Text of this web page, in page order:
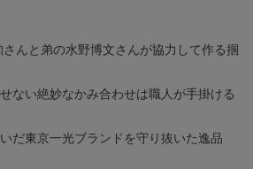
んと弟の水野博文さんが協力して作る掴
ない絶妙なかみ合わせは職人が手掛ける
だ東京一光ブランドを守り抜いた逸品